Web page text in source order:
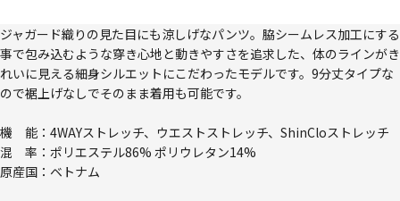
ジャガード織りの見た目にも涼しげなパンツ。脇シームレス加工にする
事で包み込むような穿き心地と動きやすさを追求した、体のラインがき
れいに見える細身シルエットにこだわったモデルです。9分丈タイプな
ので裾上げなしでそのまま着用も可能です。
機 能：4WAYストレッチ、ウエストストレッチ、ShinCloストレッチ
混 率：ポリエステル86% ポリウレタン14%
原産国：ベトナム